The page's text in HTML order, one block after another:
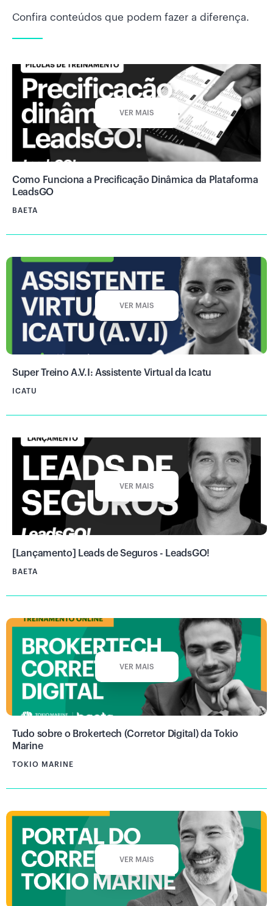
Confira conteúdos que podem fazer a diferença.
VER MAIS
Como Funciona a Precificação Dinâmica da Plataforma
LeadsGO
BAETA
VER MAIS
Super Treino A.V.I: Assistente Virtual da Icatu
ICATU
VER MAIS
[Lançamento] Leads de Seguros - LeadsGO!
BAETA
VER MAIS
Tudo sobre o Brokertech (Corretor Digital) da Tokio
Marine
TOKIO MARINE
VER MAIS